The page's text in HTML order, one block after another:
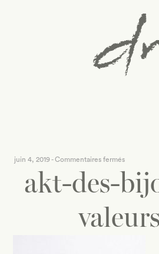
juin 4, 2019-Commentaires ferméssur
akt-
des-
bijoux-
de-
valeurs-
akt-des-